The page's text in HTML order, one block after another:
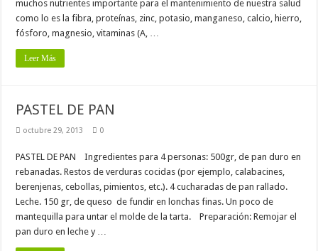
muchos nutrientes importante para el mantenimiento de nuestra salud
como lo es la fibra, proteínas, zinc, potasio, manganeso, calcio, hierro,
fósforo, magnesio, vitaminas (A, …
Leer Más
PASTEL DE PAN
octubre 29, 2013 0
PASTEL DE PAN Ingredientes para 4 personas: 500gr, de pan duro en
rebanadas. Restos de verduras cocidas (por ejemplo, calabacines,
berenjenas, cebollas, pimientos, etc.). 4 cucharadas de pan rallado.
Leche. 150 gr, de queso de fundir en lonchas finas. Un poco de
mantequilla para untar el molde de la tarta. Preparación: Remojar el
pan duro en leche y …